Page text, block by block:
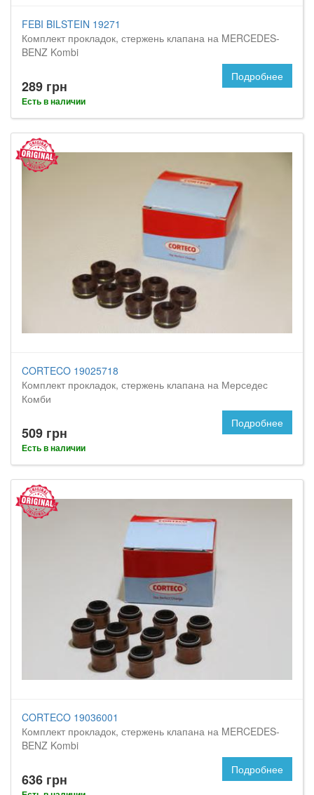
FEBI BILSTEIN 19271
Комплект прокладок, стержень клапана на MERCEDES-
BENZ Kombi
289 грн
Есть в наличии
Подробнее
CORTECO 19025718
Комплект прокладок, стержень клапана на Мерседес
Комби
509 грн
Есть в наличии
Подробнее
CORTECO 19036001
Комплект прокладок, стержень клапана на MERCEDES-
BENZ Kombi
636 грн
Подробнее